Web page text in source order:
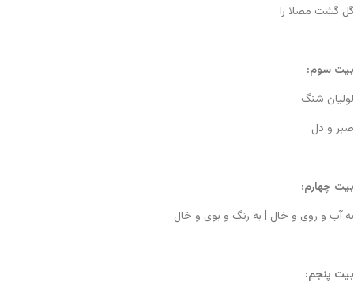
گل گشت مصلا را
بیت سوم:
لولیان شنگ
صبر و دل
بیت چهارم:
به آب و روی و خال | به رنگ و بوی و خال
بیت پنجم: